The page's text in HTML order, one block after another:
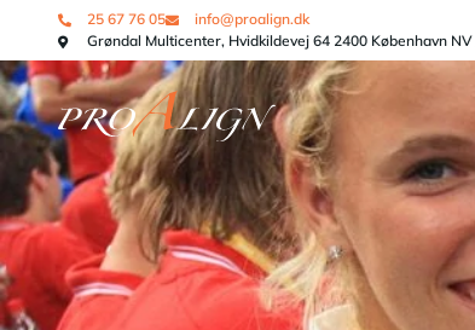
25 67 76 05
info@proalign.dk
Grøndal Multicenter, Hvidkildevej 64 2400 København